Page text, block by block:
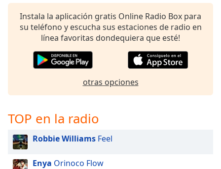
cancel
Opacity
Text
Background
Color
Instala la aplicación gratis Online Radio Box para
su teléfono y escucha sus estaciones de radio en
línea favoritas dondequiera que esté!
otras opciones
TOP en la radio
Robbie Williams Feel
Enya Orinoco Flow